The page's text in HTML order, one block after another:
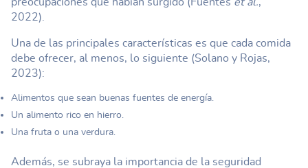
2022).
Una de las principales características es que cada comida
debe ofrecer, al menos, lo siguiente (Solano y Rojas,
2023):
Alimentos que sean buenas fuentes de energía.
Un alimento rico en hierro.
Una fruta o una verdura.
Además, se subraya la importancia de la seguridad